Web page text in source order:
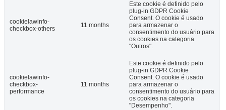
cookielawinfo-
checkbox-others
11 months
Este cookie é definido pelo
plug-in GDPR Cookie
Consent. O cookie é usado
para armazenar o
consentimento do usuário para
os cookies na categoria
"Outros".
cookielawinfo-
checkbox-
performance
11 months
Este cookie é definido pelo
plug-in GDPR Cookie
Consent. O cookie é usado
para armazenar o
consentimento do usuário para
os cookies na categoria
"Desempenho".